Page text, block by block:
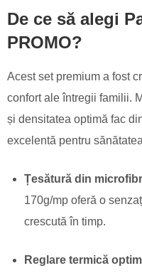
De ce să alegi
PROMO?
Acest set premium a fost
confort ale întregii familii.
și densitatea optimă fac
excelentă pentru
Țesătură din
170g/mp oferă o
crescută în timp.
Reglare termică